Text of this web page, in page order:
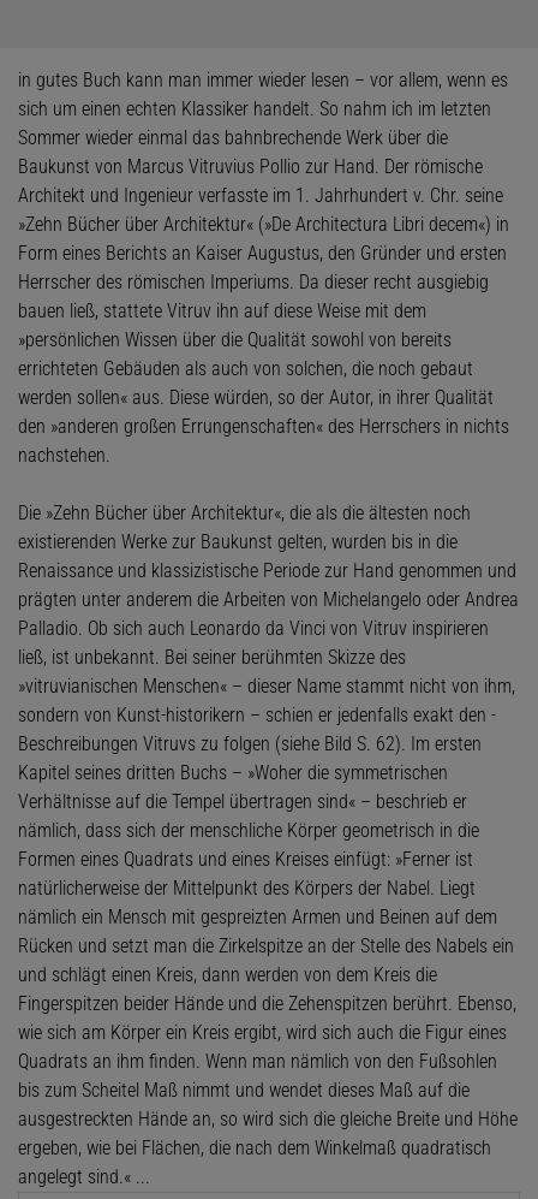
in gutes Buch kann man immer wieder lesen – vor allem, wenn es
sich um einen echten Klassiker handelt. So nahm ich im letzten
Sommer wieder einmal das bahnbrechende Werk über die
Baukunst von Marcus Vitruvius Pollio zur Hand. Der römische
Architekt und Ingenieur verfasste im 1. Jahrhundert v. Chr. seine
»Zehn Bücher über Architektur« (»De Architectura Libri decem«) in
Form eines Berichts an Kaiser Augustus, den Gründer und ersten
Herrscher des römischen Imperiums. Da dieser recht ausgiebig
bauen ließ, stattete Vitruv ihn auf diese Weise mit dem
»persönlichen Wissen über die Qualität sowohl von bereits
errichteten Gebäuden als auch von solchen, die noch gebaut
werden sollen« aus. Diese würden, so der Autor, in ihrer Qualität
den »anderen großen Errungenschaften« des Herrschers in nichts
nachstehen.
Die »Zehn Bücher über Architektur«, die als die ältesten noch
existierenden Werke zur Baukunst gelten, wurden bis in die
Renaissance und klassizistische Periode zur Hand genommen und
prägten unter anderem die Arbeiten von ­Michelangelo oder Andrea
Palladio. Ob sich auch Leonardo da Vinci von Vitruv inspirieren
ließ, ist unbekannt. Bei seiner berühmten Skizze des
­»vitruvianischen Menschen« – dieser Name stammt nicht von ihm,
sondern von Kunst-his­torikern – schien er jedenfalls exakt den ­
Beschreibungen Vitruvs zu folgen (siehe Bild S. 62). Im ersten
Kapitel seines dritten Buchs – »Woher die symmetrischen
Verhältnisse auf die Tempel übertragen sind« – beschrieb er
nämlich, dass sich der menschliche Körper geometrisch in die
Formen eines Quadrats und eines Kreises einfügt: »Ferner ist
natürlicherweise der Mittelpunkt des Körpers der Nabel. Liegt
nämlich ein Mensch mit gespreizten Armen und Beinen auf dem
Rücken und setzt man die Zirkelspitze an der Stelle des Nabels ein
und schlägt einen Kreis, dann werden von dem Kreis die
Fingerspitzen beider Hände und die Zehenspitzen berührt. Ebenso,
wie sich am Körper ein Kreis ergibt, wird sich auch die Figur eines
Quadrats an ihm finden. Wenn man nämlich von den Fußsohlen
bis zum Scheitel Maß nimmt und wendet dieses Maß auf die
ausgestreckten Hände an, so wird sich die gleiche Breite und Höhe
ergeben, wie bei Flächen, die nach dem Winkelmaß quadratisch
angelegt sind.« ...